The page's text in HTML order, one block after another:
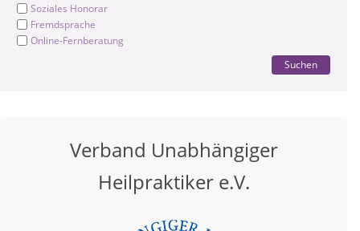
Soziales Honorar
Fremdsprache
Online-Fernberatung
Suchen
Verband Unabhängiger
Heilpraktiker e.V.